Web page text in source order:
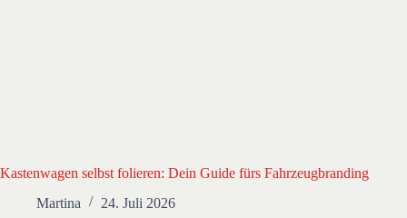
Kastenwagen selbst folieren: Dein Guide fürs Fahrzeugbranding
Martina
24. Juli 2026